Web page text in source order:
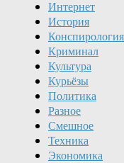
Интернет
История
Конспирология
Криминал
Культура
Курьёзы
Политика
Разное
Смешное
Техника
Экономика